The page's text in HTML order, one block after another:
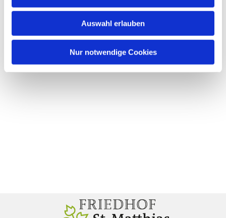
Auswahl erlauben
Nur notwendige Cookies